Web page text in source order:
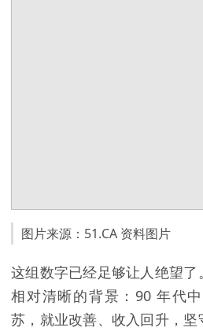
图片来源：51.CA 资料图片
这组数字已经足够让人绝望
相对清晰的背景：90 年代
苏，就业改善、收入回升，